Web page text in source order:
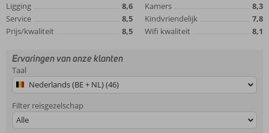
Ligging
8,6
Service
8,5
Prijs/kwaliteit
8,5
Kamers
8,3
Kindvriendelijk
7,8
Wifi kwaliteit
8,1
Ervaringen van onze klanten
Taal
Nederlands (BE + NL) (46)
Filter reisgezelschap
Alle